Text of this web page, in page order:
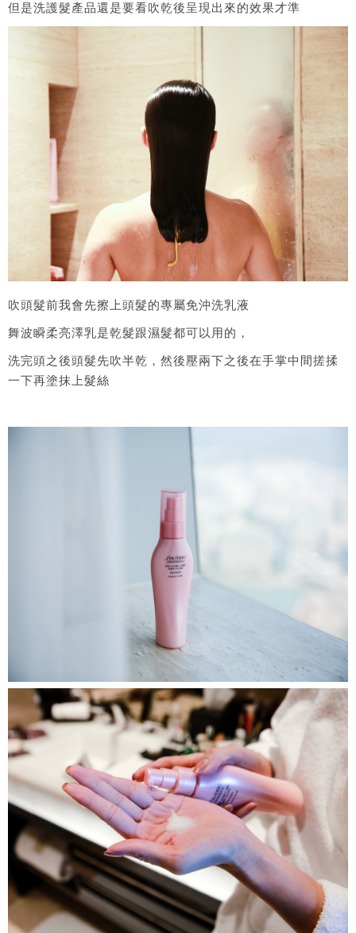
但是洗護髮產品還是要看吹乾後呈現出來的效果才準
吹頭髮前我會先擦上頭髮的專屬免沖洗乳液
舞波瞬柔亮澤乳是乾髮跟濕髮都可以用的，
洗完頭之後頭髮先吹半乾，然後壓兩下之後在手掌中間搓揉
一下再塗抹上髮絲